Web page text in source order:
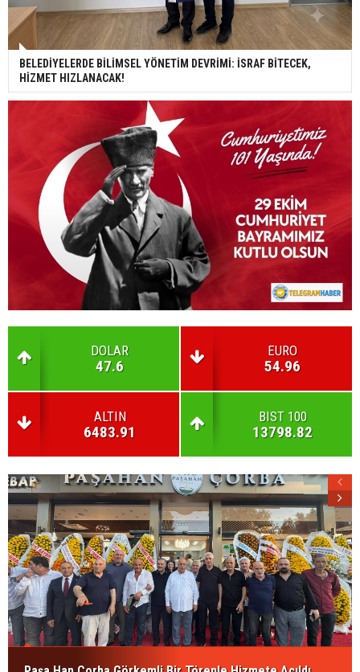
BELEDİYELERDE BİLİMSEL YÖNETİM DEVRİMİ: İSRAF BİTECEK,
HİZMET HIZLANACAK!
DOLAR
47.6
EURO
54.96
ALTIN
6483.91
BIST 100
13798.82